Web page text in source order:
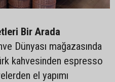
Bir Arada
Dünyası mağazasında
kahvesinden espresso
el yapımı